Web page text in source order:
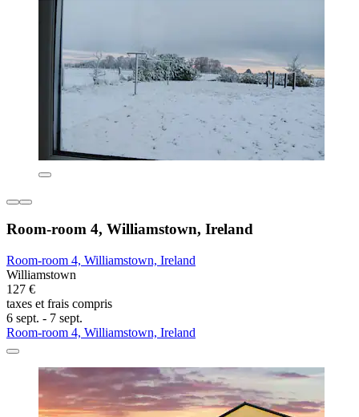
Room-room 4, Williamstown, Ireland
Room-room 4, Williamstown, Ireland
Williamstown
127 €
taxes et frais compris
6 sept. - 7 sept.
Room-room 4, Williamstown, Ireland